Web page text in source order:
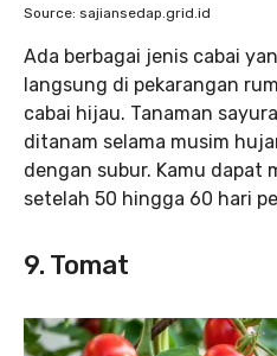
Source: sajiansedap.grid.id
Ada berbagai jenis cabai
langsung di pekarangan
cabai hijau. Tanaman
ditanam selama musim
dengan subur. Kamu dapat
setelah 50 hingga 60 hari
9. Tomat